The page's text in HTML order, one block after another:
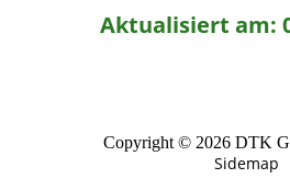
Aktualisiert am:
Copyright © 2026 DTK
Sidemap